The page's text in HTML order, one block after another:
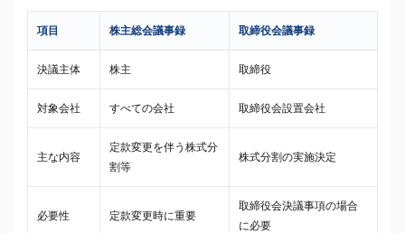
項目 株主総会議事録 取締役会議事録
決議主体 株主 取締役
対象会社 すべての会社 取締役会設置会社
主な内容
定款変更を伴う株式分
割等
株式分割の実施決定
必要性 定款変更時に重要
取締役会決議事項の場合
に必要